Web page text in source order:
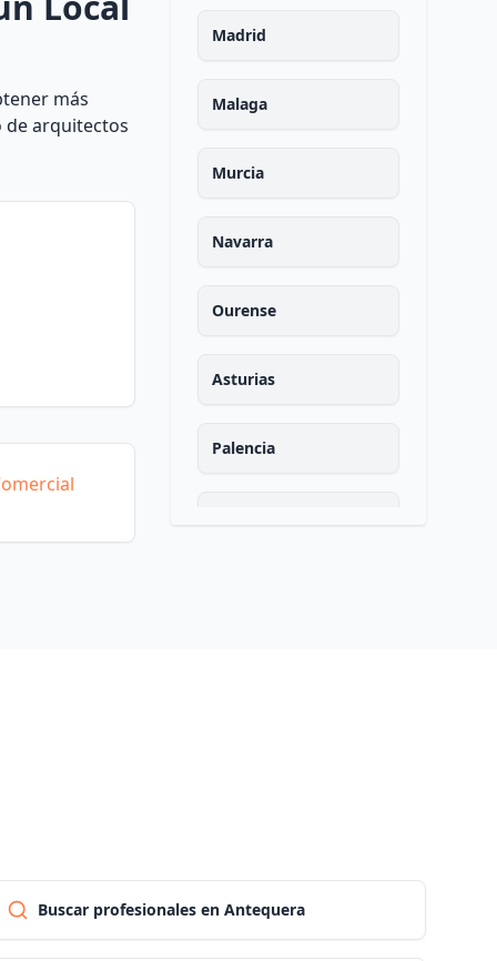
más
de arquitectos
Madrid
Malaga
Murcia
Navarra
Ourense
Asturias
Palencia
Buscar profesionales en Antequera